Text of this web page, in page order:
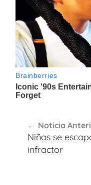
de
entradas
Noticia
Niñas se
infractor